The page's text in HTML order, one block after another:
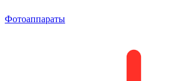
Фотоаппараты